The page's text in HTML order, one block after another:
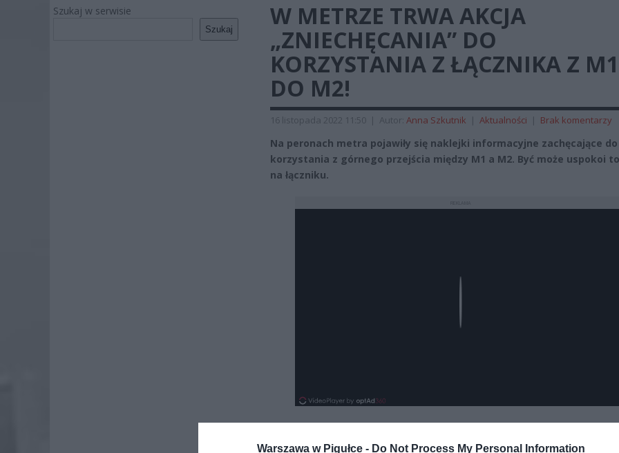
Warszawa w Pigułce - Do Not Process My Personal Information
Szukaj w serwisie
Szukaj
W METRZE TRWA AKCJA
„ZNIECHĘCANIA” DO
KORZYSTANIA Z ŁĄCZNIKA Z M1
DO M2!
16 listopada 2022 11:50 | Autor: Anna Szkutnik | Aktualności | Brak komentarzy
Na peronach metra pojawiły się naklejki informacyjne zachęcające do
korzystania z górnego przejścia między M1 a M2. Być może uspokoi
na łączniku.